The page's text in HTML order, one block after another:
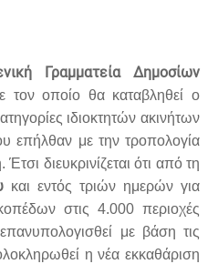
Γραμματεία Δημοσίων
τον οποίο θα καταβληθεί ο
ιδιοκτητών ακινήτων
επήλθαν με την τροπολογία
διευκρινίζεται ότι από τη
και εντός τριών ημερών για
στις 4.000 περιοχές
με βάση τις
η νέα εκκαθάριση